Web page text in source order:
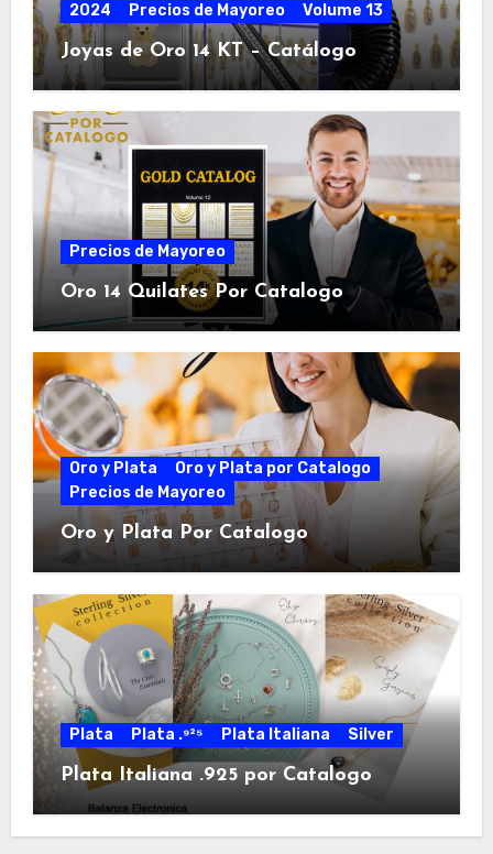
2024 Precios de Mayoreo Volume 13
Joyas de Oro 14 KT – Catálogo
Precios de Mayoreo
Oro 14 Quilates Por Catalogo
Oro y Plata
Oro y Plata por Catalogo
Precios de Mayoreo
Oro y Plata Por Catalogo
Plata Plata .⁹²⁵ Plata Italiana Silver
Plata Italiana .925 por Catalogo